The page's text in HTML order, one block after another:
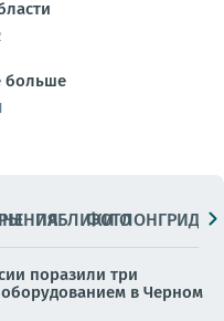
больше
ПАБЛИКИ
ФОТОЛОНГРИДЫ
поразили три
в Черном